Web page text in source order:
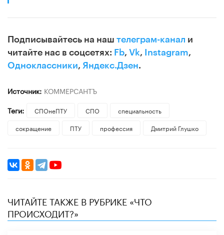
Подписывайтесь на наш телеграм-канал и
читайте нас в соцсетях: Fb, Vk, Instagram,
Одноклассники, Яндекс.Дзен.
Источник: КОММЕРСАНТЪ
Теги:
СПОнеПТУ СПО
специальность
сокращение
ПТУ профессия Дмитрий Глушко
ЧИТАЙТЕ ТАКЖЕ В РУБРИКЕ «ЧТО
ПРОИСХОДИТ?»